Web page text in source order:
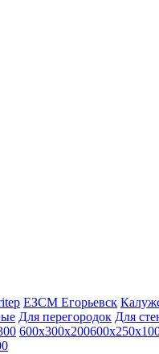
ЕЗСМ Егорьевск
Для перегородок Для
600х300х200